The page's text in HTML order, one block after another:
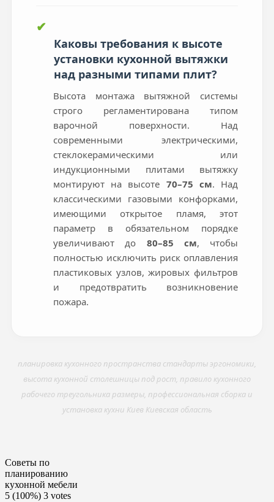
✔
Каковы требования к высоте
установки кухонной вытяжки
над разными типами плит?
Высота монтажа вытяжной системы
строго регламентирована типом
варочной поверхности. Над
современными электрическими,
стеклокерамическими или
индукционными плитами вытяжку
монтируют на высоте 70–75 см. Над
классическими газовыми конфорками,
имеющими открытое пламя, этот
параметр в обязательном порядке
увеличивают до 80–85 см, чтобы
полностью исключить риск оплавления
пластиковых узлов, жировых фильтров
и предотвратить возникновение
пожара.
планировка кухонного пространства стандарты эргономики,
высота кухонной столешницы под рост, правило кухонного
рабочего треугольника размеры, профессиональная сборка и
установка кухни Киев Киевская область
Советы по
планированию
кухонной мебели
5 (100%) 3 votes